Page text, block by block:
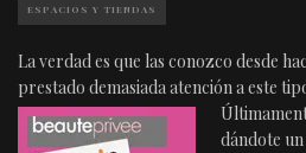
ESPACIOS Y TIENDAS
La verdad es que las conozco desde
prestado demasiada atención a este
dándote